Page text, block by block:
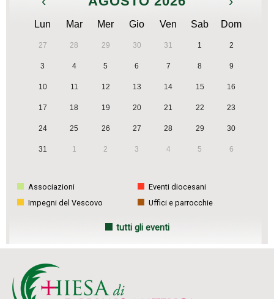
Lun Mar Mer Gio Ven Sab Dom
27 28 29 30 31 1 2
3 4 5 6 7 8 9
10 11 12 13 14 15 16
17 18 19 20 21 22 23
24 25 26 27 28 29 30
31 1 2 3 4 5 6
Associazioni
Eventi diocesani
Impegni del Vescovo
Uffici e parrocchie
tutti gli eventi